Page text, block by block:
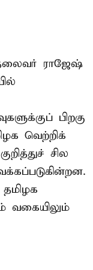
ராஜேஷ்
பிறகு
வெற்றிக்
சில
வகையிலும்